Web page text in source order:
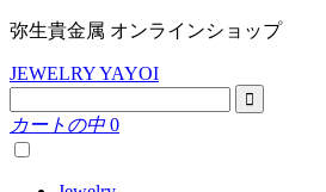
弥生貴金属 オンラインショップ
JEWELRY YAYOI
カートの中 0